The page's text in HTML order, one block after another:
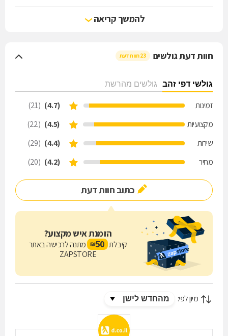
לאחר תאונות המביאות לנזק משמעותי. כל עבודת הפחחות נעשית במלוא
המקצועיות, תוך עמידה בלוח הזמנים (הלקוחות יכולים להזמין שירות
להמשך קריאה
חוות דעת גולשים 23 חוות דעת
גולשי דפי זהב גולשים מהרשת
זמינות (4.7)
(21)
מקצועיות
(4.5)
(22)
שירות
(4.4)
(29)
מחיר
(4.2)
(20)
כתוב חוות דעת
הזמנת איש מקצוע?
קיבלת 50
₪ מתנה לרכישה באתר
ZAPSTORE
מיון לפי: